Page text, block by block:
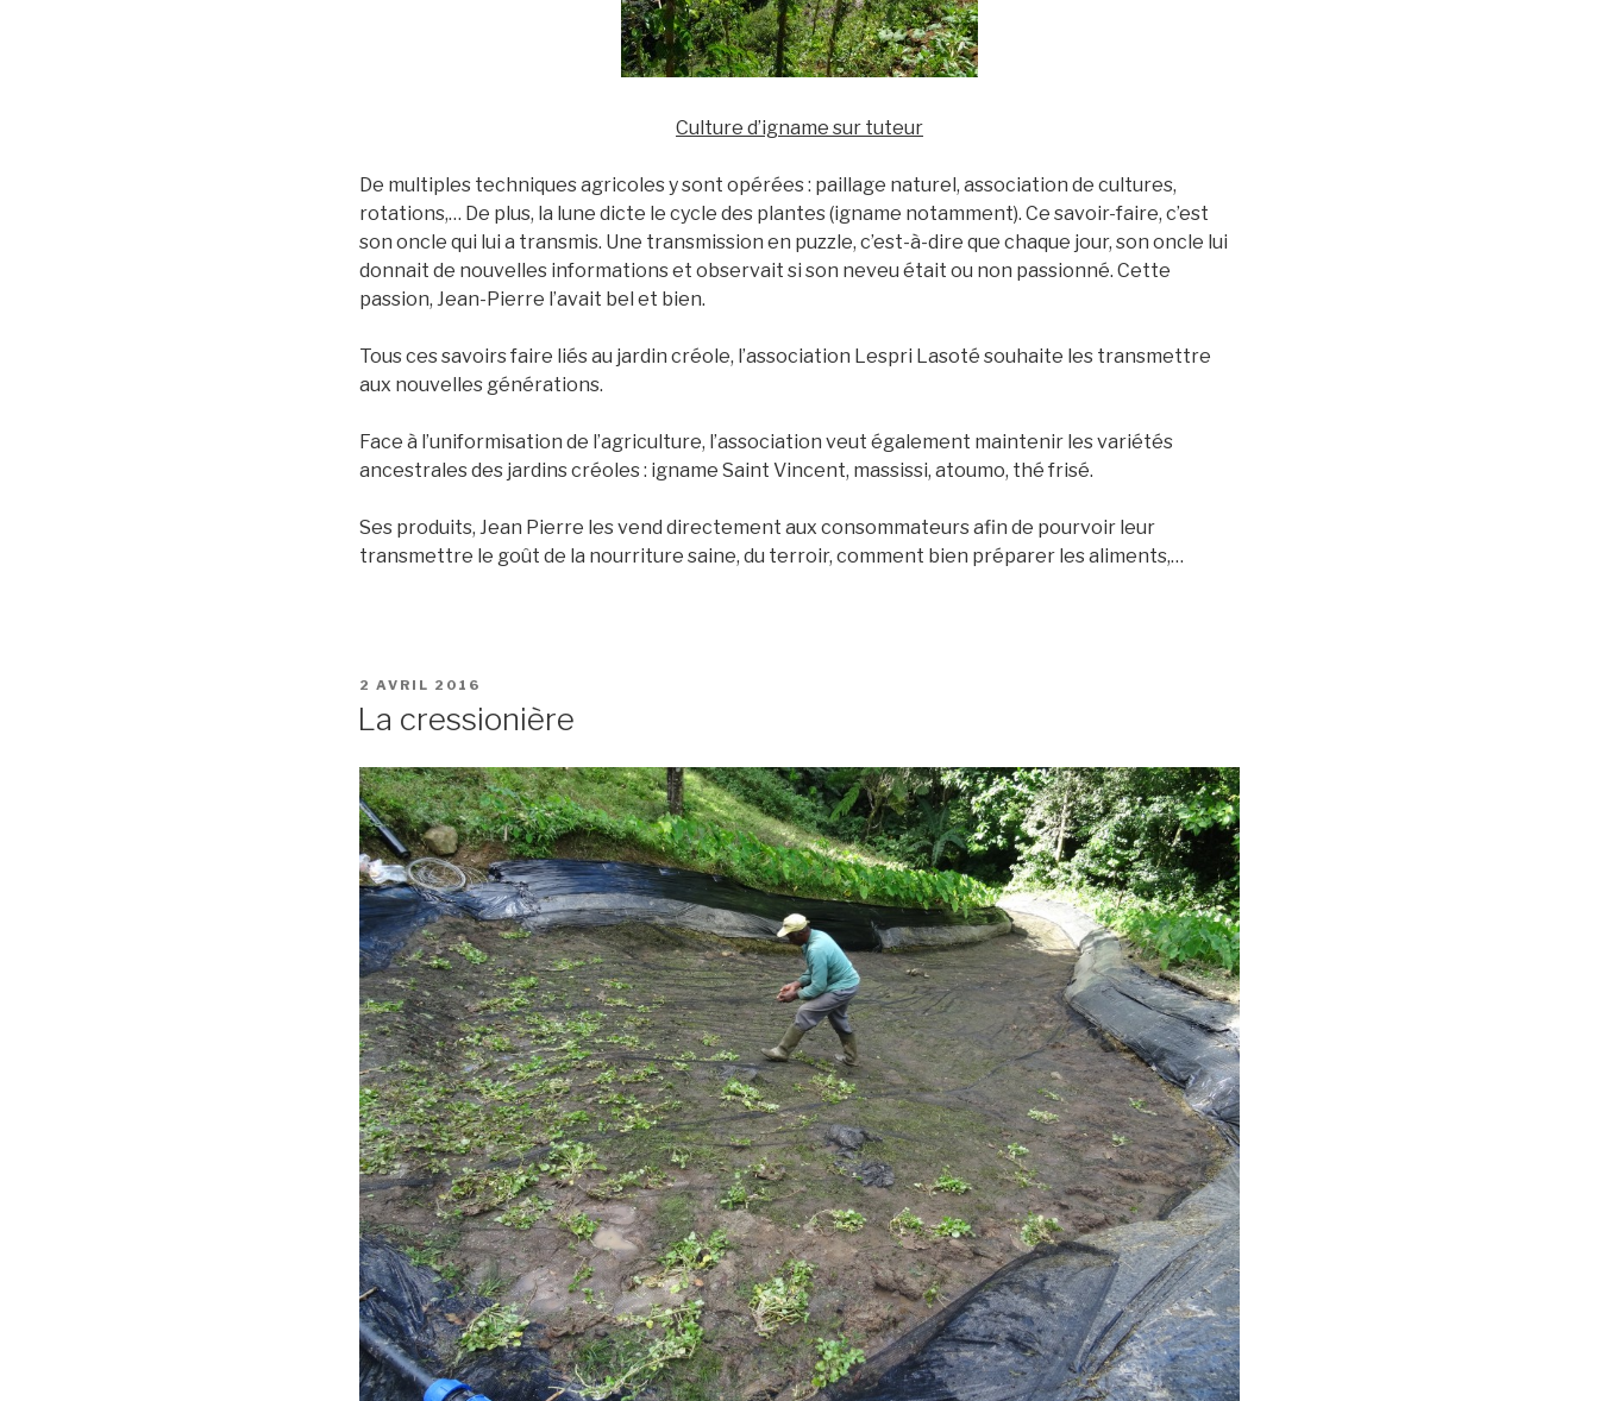
Culture d’igname sur tuteur
De multiples techniques agricoles y sont opérées : paillage naturel, association de cultures,
rotations,… De plus, la lune dicte le cycle des plantes (igname notamment). Ce savoir-faire, c’est
son oncle qui lui a transmis. Une transmission en puzzle, c’est-à-dire que chaque jour, son oncle lui
donnait de nouvelles informations et observait si son neveu était ou non passionné. Cette
passion, Jean-Pierre l’avait bel et bien.
Tous ces savoirs faire liés au jardin créole, l’association Lespri Lasoté souhaite les transmettre
aux nouvelles générations.
Face à l’uniformisation de l’agriculture, l’association veut également maintenir les variétés
ancestrales des jardins créoles : igname Saint Vincent, massissi, atoumo, thé frisé.
Ses produits, Jean Pierre les vend directement aux consommateurs afin de pourvoir leur
transmettre le goût de la nourriture saine, du terroir, comment bien préparer les aliments,…
2 AVRIL 2016
La cressionière